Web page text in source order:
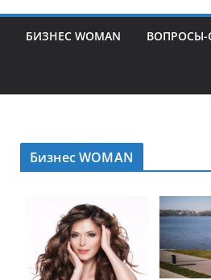
БИЗНЕС WOMAN ВОПРОСЫ-
Бизнес WOMAN